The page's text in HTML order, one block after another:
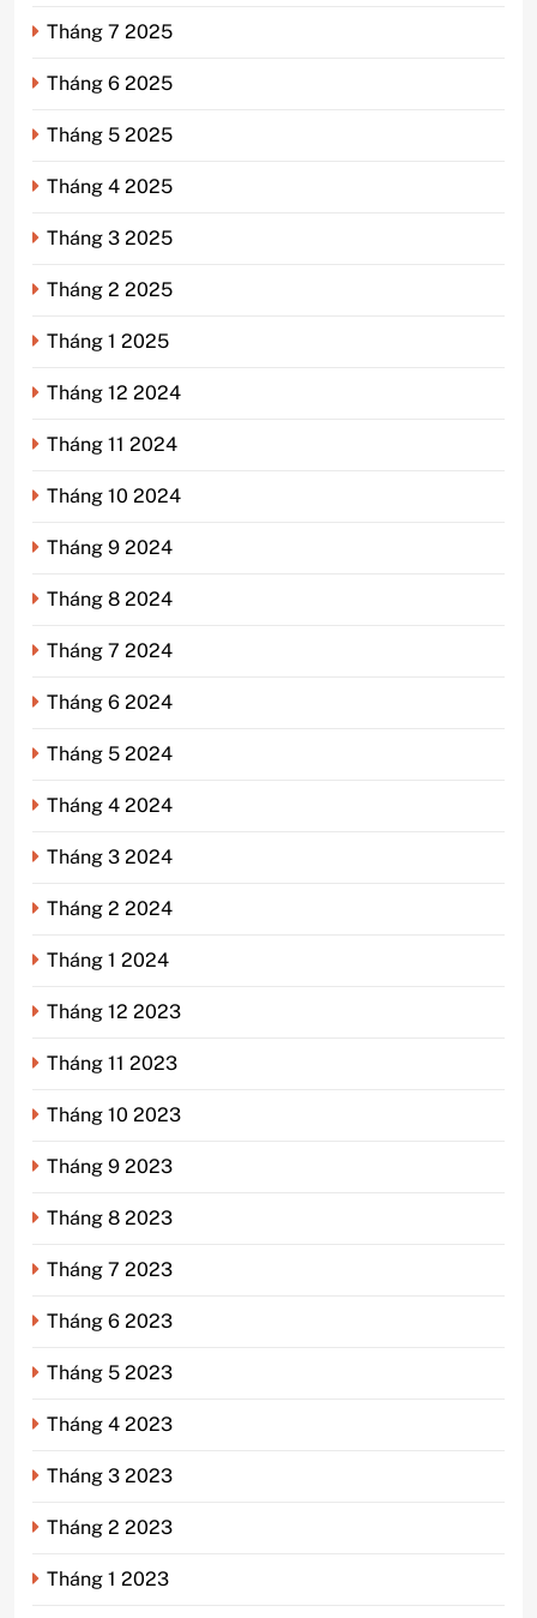
Tháng 7 2025
Tháng 6 2025
Tháng 5 2025
Tháng 4 2025
Tháng 3 2025
Tháng 2 2025
Tháng 1 2025
Tháng 12 2024
Tháng 11 2024
Tháng 10 2024
Tháng 9 2024
Tháng 8 2024
Tháng 7 2024
Tháng 6 2024
Tháng 5 2024
Tháng 4 2024
Tháng 3 2024
Tháng 2 2024
Tháng 1 2024
Tháng 12 2023
Tháng 11 2023
Tháng 10 2023
Tháng 9 2023
Tháng 8 2023
Tháng 7 2023
Tháng 6 2023
Tháng 5 2023
Tháng 4 2023
Tháng 3 2023
Tháng 2 2023
Tháng 1 2023